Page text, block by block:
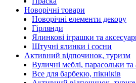
Новорічні товари
Новорічні елементи декору
Гірлянди
Ялинкові іграшки та
Штучні ялинки і сосни
Активний відпочинок, туризм
Вуличні меблі, парасольки та
Все для барбекю, пікніків